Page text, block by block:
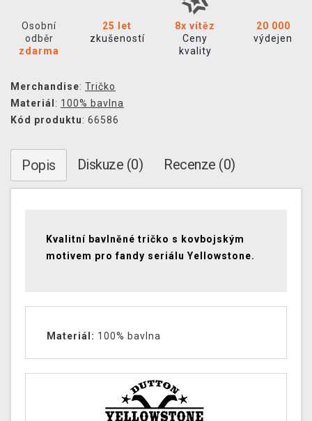
Osobní
odběr
zdarma
25 let
zkušeností
8x vítěz
Ceny
kvality
20 000
výdejen
Merchandise: Tričko
Materiál : 100% bavlna
Kód produktu: 66586
Popis Diskuze (0) Recenze (0)
Kvalitní bavlněné tričko s kovbojským
motivem pro fandy seriálu Yellowstone.
Materiál: 100% bavlna